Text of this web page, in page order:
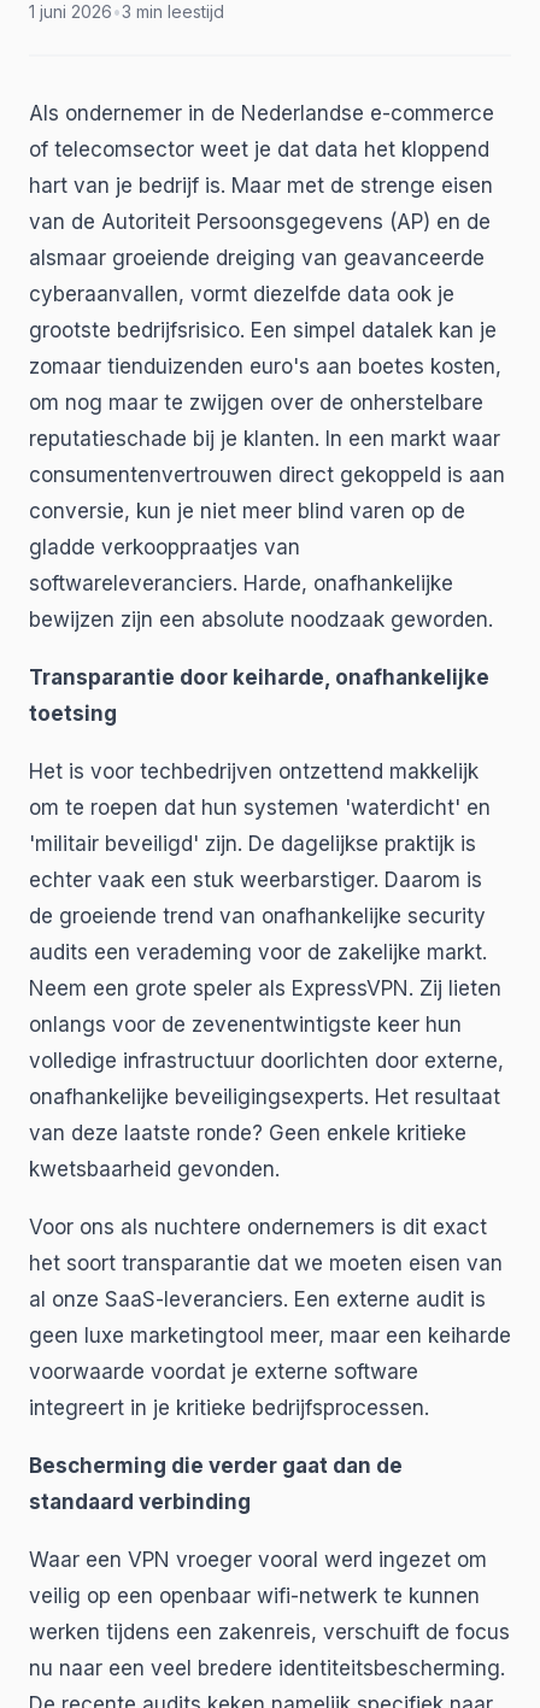
1 juni 2026•3 min leestijd
Als ondernemer in de Nederlandse e-commerce
of telecomsector weet je dat data het kloppend
hart van je bedrijf is. Maar met de strenge eisen
van de Autoriteit Persoonsgegevens (AP) en de
alsmaar groeiende dreiging van geavanceerde
cyberaanvallen, vormt diezelfde data ook je
grootste bedrijfsrisico. Een simpel datalek kan je
zomaar tienduizenden euro's aan boetes kosten,
om nog maar te zwijgen over de onherstelbare
reputatieschade bij je klanten. In een markt waar
consumentenvertrouwen direct gekoppeld is aan
conversie, kun je niet meer blind varen op de
gladde verkooppraatjes van
softwareleveranciers. Harde, onafhankelijke
bewijzen zijn een absolute noodzaak geworden.
Transparantie door keiharde, onafhankelijke
toetsing
Het is voor techbedrijven ontzettend makkelijk
om te roepen dat hun systemen 'waterdicht' en
'militair beveiligd' zijn. De dagelijkse praktijk is
echter vaak een stuk weerbarstiger. Daarom is
de groeiende trend van onafhankelijke security
audits een verademing voor de zakelijke markt.
Neem een grote speler als ExpressVPN. Zij lieten
onlangs voor de zevenentwintigste keer hun
volledige infrastructuur doorlichten door externe,
onafhankelijke beveiligingsexperts. Het resultaat
van deze laatste ronde? Geen enkele kritieke
kwetsbaarheid gevonden.
Voor ons als nuchtere ondernemers is dit exact
het soort transparantie dat we moeten eisen van
al onze SaaS-leveranciers. Een externe audit is
geen luxe marketingtool meer, maar een keiharde
voorwaarde voordat je externe software
integreert in je kritieke bedrijfsprocessen.
Bescherming die verder gaat dan de
standaard verbinding
Waar een VPN vroeger vooral werd ingezet om
veilig op een openbaar wifi-netwerk te kunnen
werken tijdens een zakenreis, verschuift de focus
nu naar een veel bredere identiteitsbescherming.